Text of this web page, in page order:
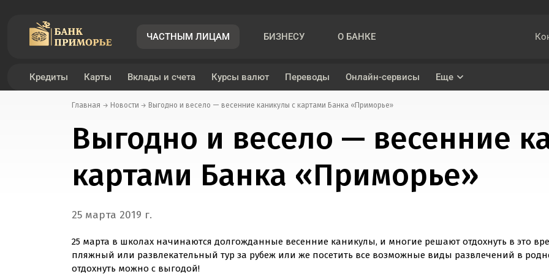
ЧАСТНЫМ ЛИЦАМ БИЗНЕСУ О БАНКЕ
Кредиты Карты Вклады и счета Курсы валют Переводы Онлайн-сервисы Еще
Рефинансирование под залог транспортного средства
Кредит под залог недвижимости
Рефинансирование под залог недвижимости
Рефинансирование
Платежный стикер
Кредитные карты
Вклад «Подарок+»
Вклад «Подарок - новые деньги»
Вклад «Подарок онлайн»
Вклад «Подарок»
Вклад «Управляемый»
Вклад «Максимальный»
Конвертер валют
Правила приема поврежденных купюр
Денежные переводы за рубеж
Список стран и территорий с возможными ограничениями при проведении трансграничных переводов
Интернет-банк «Примбанк онлайн»
Биометрическая Идентификация
Банковские услуги
Главная Новости Выгодно и весело — весенние каникулы с картами Банка «Приморье»
Выгодно и весело — весенние
картами Банка «Приморье»
25 марта 2019 г.
25 марта в школах начинаются долгожданные весенние каникулы, и многие решают отдохнуть в это
пляжный или развлекательный тур за рубеж или же посетить все возможные виды развлечений в
отдохнуть можно c выгодой!